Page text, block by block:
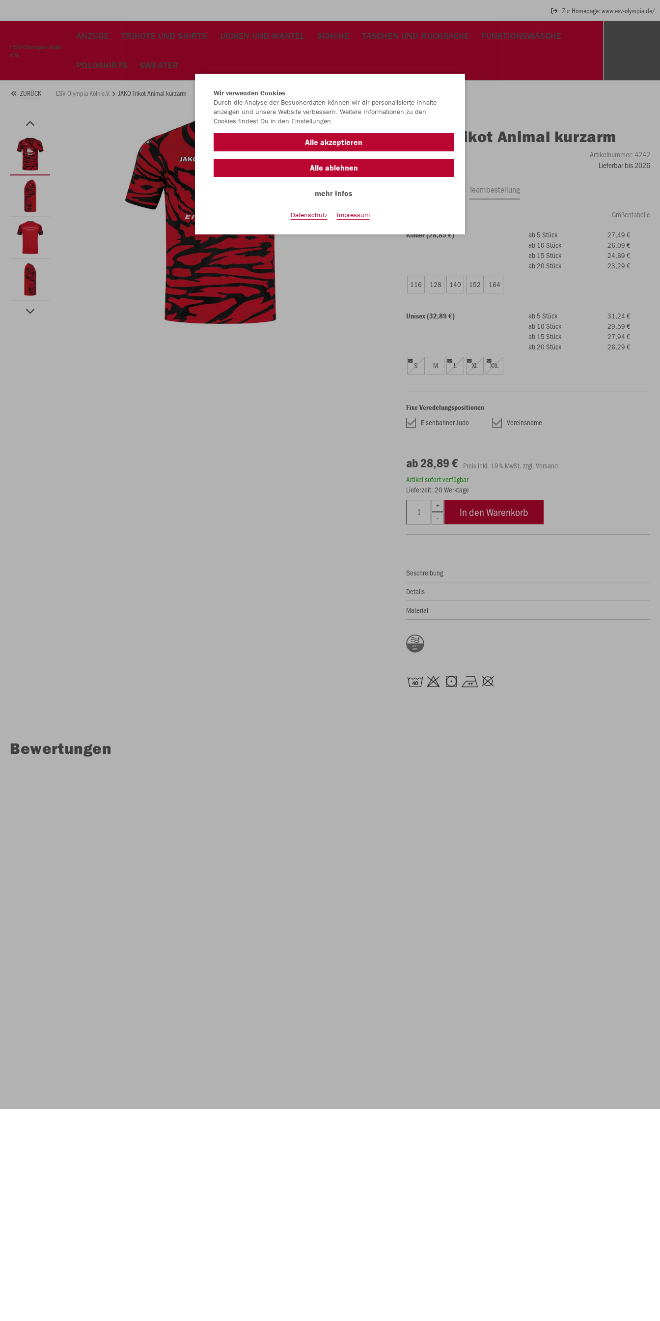
Zur Homepage: www.esv-olympia.de/
ESV-Olympia Köln
e.V.
ANZÜGE TRIKOTS UND SHIRTS JACKEN UND MÄNTEL SCHUHE TASCHEN UND RUCKSÄCKE FUNKTIONSWÄSCHE
POLOSHIRTS SWEATER
ZURÜCK ESV-Olympia Köln e.V. JAKO Trikot Animal kurzarm
JAKO Trikot Animal kurzarm
Artikelnummer:4242
Lieferbar bis 2026
Teambestellung
Größentabelle
Kinder (28,89 €) ab 5 Stück
27,49 €
ab 10 Stück
26,09 €
ab 15 Stück
24,69 €
ab 20 Stück
23,29 €
116
128 140 152 164
Unisex (32,89 €) ab 5 Stück
31,24 €
ab 10 Stück
29,59 €
ab 15 Stück
27,94 €
ab 20 Stück
26,29 €
S
M L XL XXL
Fixe Veredelungspositionen
Eisenbahner Judo Vereinsname
ab 28,89 € Preis inkl. 19% MwSt. zzgl. Versand
Artikel sofort verfügbar
Lieferzeit: 20 Werktage
In den Warenkorb
Beschreibung
Details
Material
Bewertungen
Wir verwenden Cookies
Durch die Analyse der Besucherdaten können wir dir personalisierte Inhalte
anzeigen und unsere Website verbessern. Weitere Informationen zu den
Cookies findest Du in den Einstellungen.
Alle akzeptieren
Alle ablehnen
mehr Infos
Datenschutz Impressum